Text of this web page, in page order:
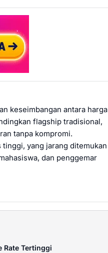
keseimbangan antara harga
flagship tradisional,
tanpa kompromi.
yang jarang ditemukan
dan penggemar
Rate Tertinggi